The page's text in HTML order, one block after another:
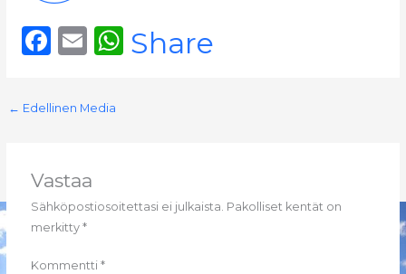
F
c
o
o
k
E
ai
W
p
Share
← Edellinen Media
Vastaa
Sähköpostiosoitettasi ei julkaista. Pakolliset kentät on
merkitty*
Kommentti*